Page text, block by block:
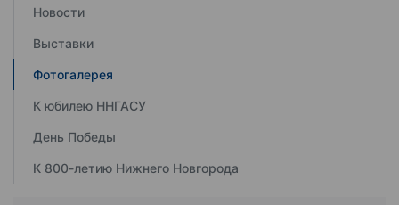
Новости
Выставки
Фотогалерея
К юбилею ННГАСУ
День Победы
К 800-летию Нижнего Новгорода